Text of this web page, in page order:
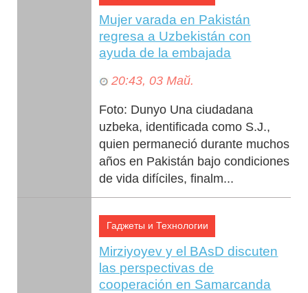
Mujer varada en Pakistán
regresa a Uzbekistán con
ayuda de la embajada
20:43, 03 Май.
Foto: Dunyo Una ciudadana
uzbeka, identificada como S.J.,
quien permaneció durante muchos
años en Pakistán bajo condiciones
de vida difíciles, finalm...
Гаджеты и Технологии
Mirziyoyev y el BAsD discuten
las perspectivas de
cooperación en Samarcanda